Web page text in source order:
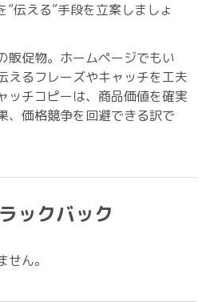
伝える”手段を立案しましょ
販促物。ホームページでもい
えるフレーズやキャッチを工夫
ッチコピーは、商品価値を確実
、価格競争を回避できる訳で
ックバック
ん。